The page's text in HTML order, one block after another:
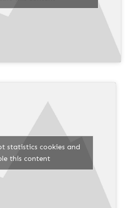
statistics cookies and
this content